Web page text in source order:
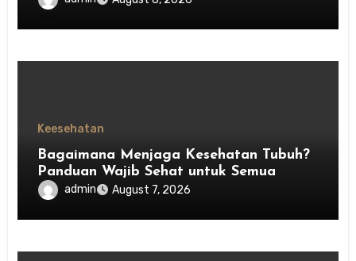
Keesehatan
Bagaimana Menjaga Kesehatan Tubuh?
Panduan Wajib Sehat untuk Semua
admin August 7, 2026